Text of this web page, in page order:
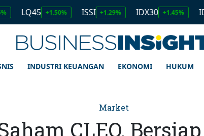
+1.50% ISSI +1.29% IDX30 +1.45% IDXHIDIV20
INDUSTRI KEUANGAN EKONOMI HUKUM
Market
CLEO,